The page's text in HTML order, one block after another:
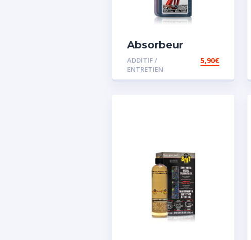
Absorbeur
disperssant
d’eau pour
carburant
ADDITIF /
ENTRETIEN
5,90€